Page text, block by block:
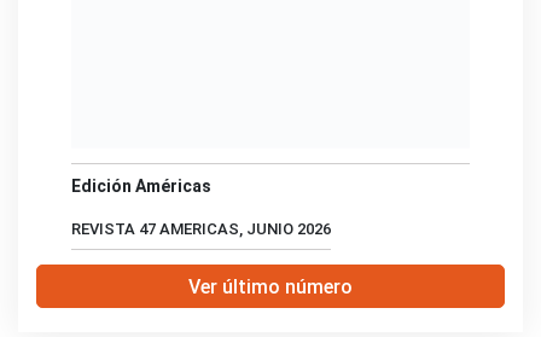
Edición Américas
REVISTA 47 AMERICAS, JUNIO 2026
Ver último número